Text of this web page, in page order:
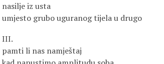
nasilje iz usta
umjesto grubo uguranog tijela u drugo
III.
pamti li nas namještaj